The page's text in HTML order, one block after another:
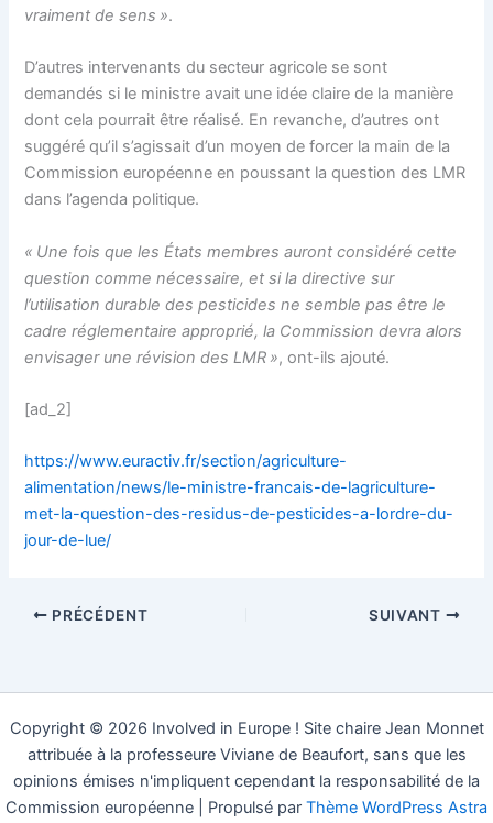
vraiment de sens ».
D’autres intervenants du secteur agricole se sont
demandés si le ministre avait une idée claire de la manière
dont cela pourrait être réalisé. En revanche, d’autres ont
suggéré qu’il s’agissait d’un moyen de forcer la main de la
Commission européenne en poussant la question des LMR
dans l’agenda politique.
« Une fois que les États membres auront considéré cette
question comme nécessaire, et si la directive sur
l’utilisation durable des pesticides ne semble pas être le
cadre réglementaire approprié, la Commission devra alors
envisager une révision des LMR », ont-ils ajouté.
[ad_2]
https://www.euractiv.fr/section/agriculture-
alimentation/news/le-ministre-francais-de-lagriculture-
met-la-question-des-residus-de-pesticides-a-lordre-du-
jour-de-lue/
PRÉCÉDENT SUIVANT
Copyright © 2026 Involved in Europe ! Site chaire Jean Monnet
attribuée à la professeure Viviane de Beaufort, sans que les
opinions émises n'impliquent cependant la responsabilité de la
Commission européenne | Propulsé par Thème WordPress Astra